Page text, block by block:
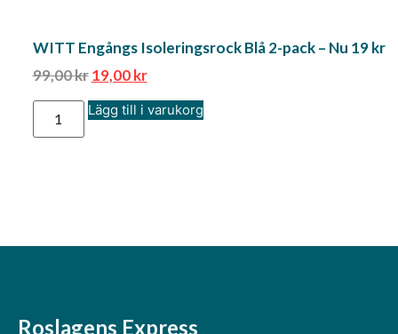
WITT Engångs Isoleringsrock Blå 2-pack – Nu 19 kr
99,00kr 19,00kr
Lägg till i varukorg
Roslagens Express